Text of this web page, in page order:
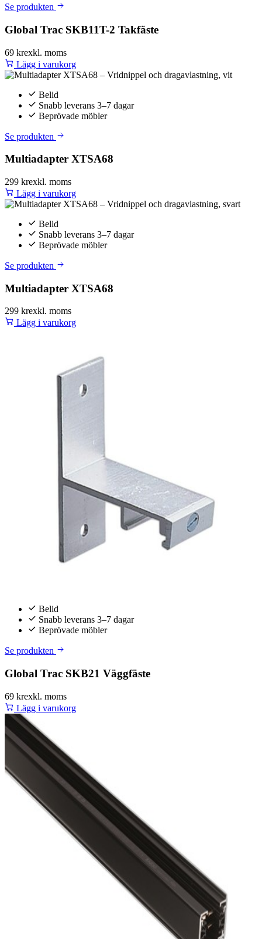
Se produkten
Global Trac SKB11T-2 Takfäste
69 krexkl. moms
Lägg i varukorg
Belid
Snabb leverans 3–7 dagar
Beprövade möbler
Se produkten
Multiadapter XTSA68
299 krexkl. moms
Lägg i varukorg
Belid
Snabb leverans 3–7 dagar
Beprövade möbler
Se produkten
Multiadapter XTSA68
299 krexkl. moms
Lägg i varukorg
Belid
Snabb leverans 3–7 dagar
Beprövade möbler
Se produkten
Global Trac SKB21 Väggfäste
69 krexkl. moms
Lägg i varukorg